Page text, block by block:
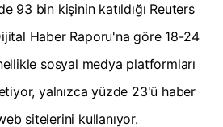
93 bin kişinin katıldığı Reuters
Haber Raporu'na göre 18-24
sosyal medya platformları
yalnızca yüzde 23'ü haber
sitelerini kullanıyor.